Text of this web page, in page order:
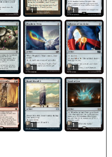
1 1
1 1
1 1